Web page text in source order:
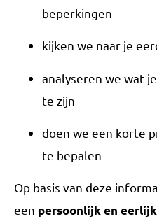
beperkingen
kijken we naar je
analyseren we wat
te zijn
doen we een korte
te bepalen
Op basis van deze
een persoonlijk en